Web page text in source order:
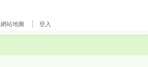
網站地圖 登入